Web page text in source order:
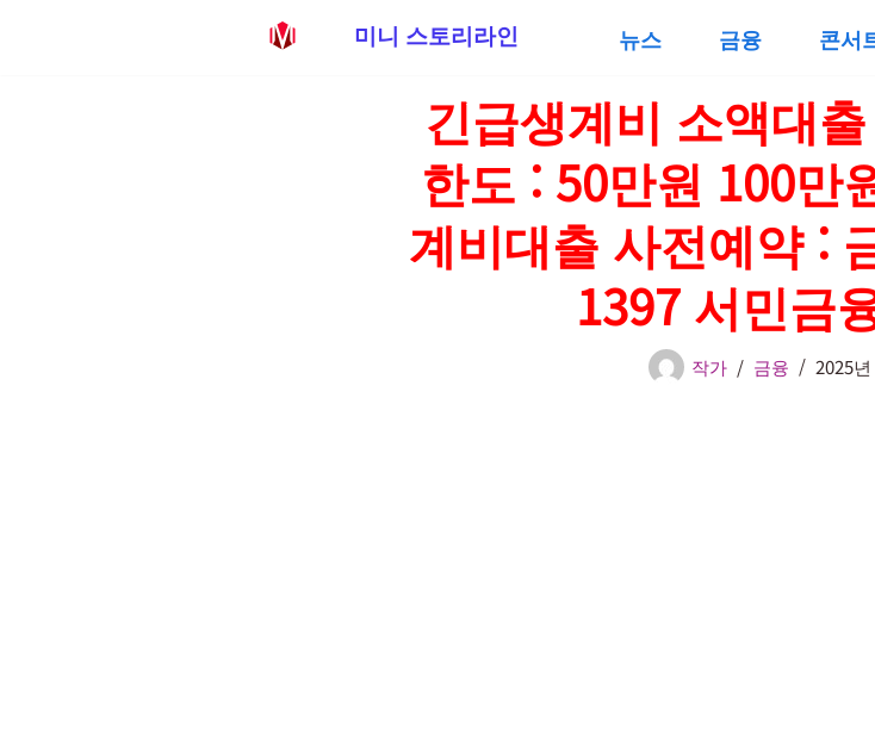
미니 스토리라인 뉴스 금융 콘서
긴급생계비 소액대
한도 : 50만원 100만
계비대출 사전예약 :
1397 서민금
작가 금융 2025